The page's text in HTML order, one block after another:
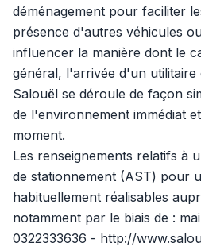
déménagement pour faciliter
présence d'autres véhicules
influencer la manière dont le
général, l'arrivée d'un utilitaire
Salouël se déroule de façon
de l'environnement immédiat
moment.
Les renseignements relatifs à
de stationnement (AST) pour
habituellement réalisables
notamment par le biais de :
0322333636 - http://